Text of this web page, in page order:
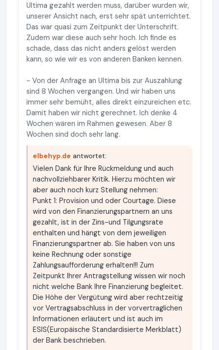
Ultima gezahlt werden muss, darüber wurden wir,
unserer Ansicht nach, erst sehr spät unterrichtet.
Das war quasi zum Zeitpunkt der Unterschrift.
Zudem war diese auch sehr hoch. Ich finde es
schade, dass das nicht anders gelöst werden
kann, so wie wir es von anderen Banken kennen.
- Von der Anfrage an Ultima bis zur Auszahlung
sind 8 Wochen vergangen. Und wir haben uns
immer sehr bemüht, alles direkt einzureichen etc.
Damit haben wir nicht gerechnet. Ich denke 4
Wochen wären im Rahmen gewesen. Aber 8
Wochen sind doch sehr lang.
elbehyp.de antwortet:
Vielen Dank für Ihre Rückmeldung und auch
nachvollziehbarer Kritik. Hierzu möchten wir
aber auch noch kurz Stellung nehmen:
Punkt 1: Provision und oder Courtage. Diese
wird von den Finanzierungspartnern an uns
gezahlt, ist in der Zins-und Tilgungsrate
enthalten und hängt von dem jeweiligen
Finanzierungspartner ab. Sie haben von uns
keine Rechnung oder sonstige
Zahlungsaufforderung erhalten!!! Zum
Zeitpunkt Ihrer Antragstellung wissen wir noch
nicht welche Bank Ihre Finanzierung begleitet.
Die Höhe der Vergütung wird aber rechtzeitig
vor Vertragsabschluss in der vorvertraglichen
Informationen erläutert und ist auch im
ESIS(Europäische Standardisierte Merkblatt)
der Bank beschrieben.